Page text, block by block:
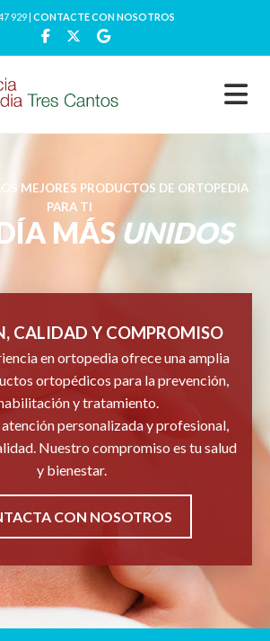
929 | CONTACTE CON NOSOTROS
MEJORES PRODUCTOS DE ORTOPEDIA
PARA TI
MÁSUNIDOS
CALIDAD Y COMPROMISO
en ortopedia ofrece una amplia
ortopédicos para la prevención,
y tratamiento.
personalizada y profesional,
Nuestro compromiso es tu salud
y bienestar.
CON NOSOTROS